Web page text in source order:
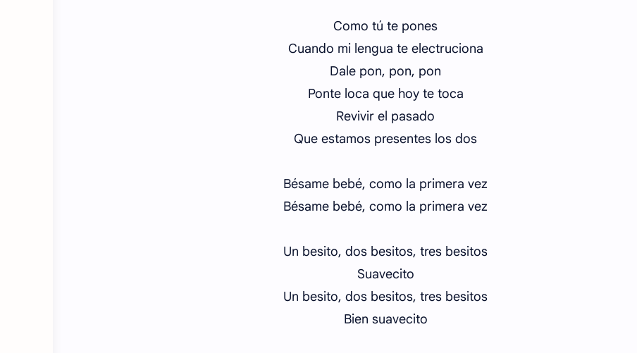
Como tú te pones
Cuando mi lengua te electruciona
Dale pon, pon, pon
Ponte loca que hoy te toca
Revivir el pasado
Que estamos presentes los dos
Bésame bebé, como la primera vez
Bésame bebé, como la primera vez
Un besito, dos besitos, tres besitos
Suavecito
Un besito, dos besitos, tres besitos
Bien suavecito